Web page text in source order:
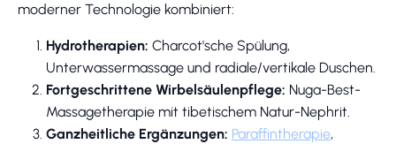
moderner Technologie kombiniert:
Hydrotherapien: Charcot'sche Spülung,
Unterwassermassage und radiale/vertikale Duschen.
Fortgeschrittene Wirbelsäulenpflege: Nuga-Best-
Massagetherapie mit tibetischem Natur-Nephrit.
Ganzheitliche Ergänzungen: Paraffintherapie,